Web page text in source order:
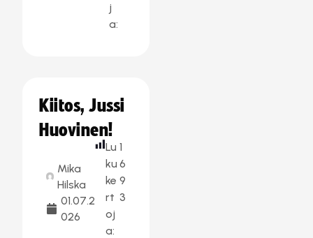
j
a:
Kiitos, Jussi
Huovinen!
Mika
Hilska
01.07.2
026
Lu
ku
ke
rt
oj
a:
1
6
9
3